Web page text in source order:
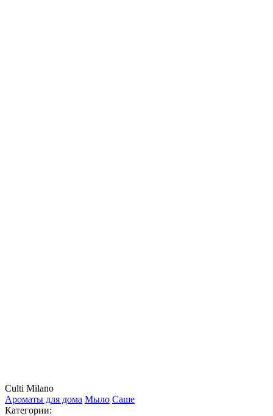
Culti Milano
Ароматы для дома Мыло Саше
Категории: